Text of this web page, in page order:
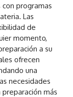
programas
Las
de
momento,
a su
ofrecen
una
necesidades
más